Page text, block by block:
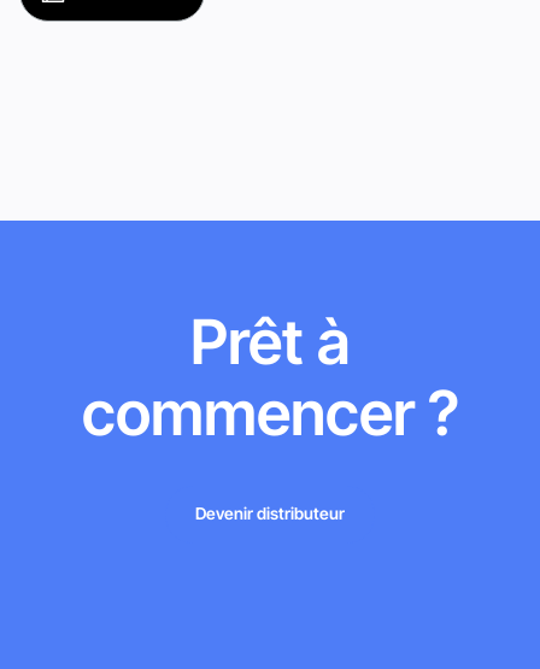
nom de la solution
Prêt à
commencer ?
Devenir distributeur